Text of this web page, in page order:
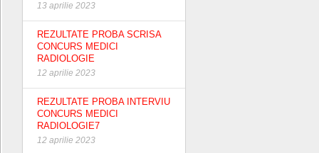
13 aprilie 2023
REZULTATE PROBA SCRISA
CONCURS MEDICI
RADIOLOGIE
12 aprilie 2023
REZULTATE PROBA INTERVIU
CONCURS MEDICI
RADIOLOGIE7
12 aprilie 2023